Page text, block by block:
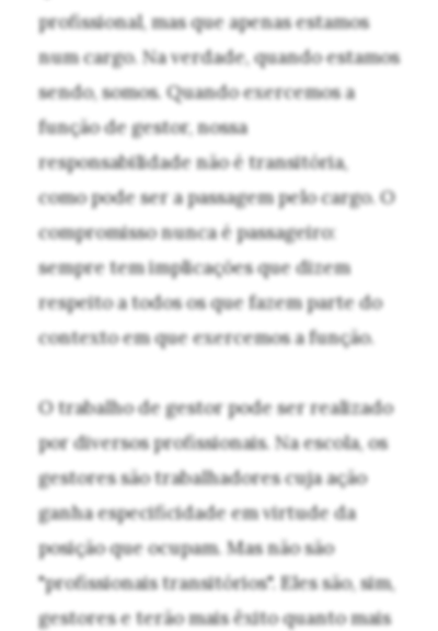
profissional, mas que apenas estamos
num cargo. Na verdade, quando estamos
sendo, somos. Quando exercemos a
função de gestor, nossa
responsabilidade não é transitória,
como pode ser a passagem pelo cargo. O
compromisso nunca é passageiro:
sempre tem implicações que dizem
respeito a todos os que fazem parte do
contexto em que exercemos a função.
O trabalho de gestor pode ser realizado
por diversos profissionais. Na escola, os
gestores são trabalhadores cuja ação
ganha especificidade em virtude da
posição que ocupam. Mas não são
"profissionais transitórios". Eles são, sim,
gestores e terão mais êxito quanto mais